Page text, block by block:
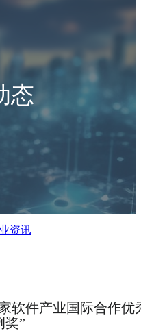
态
资讯
软件产业国际合作优
奖”